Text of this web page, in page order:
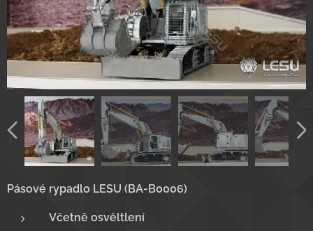
Pásové rypadlo LESU (BA-B0006)
Včetně osvěltlení